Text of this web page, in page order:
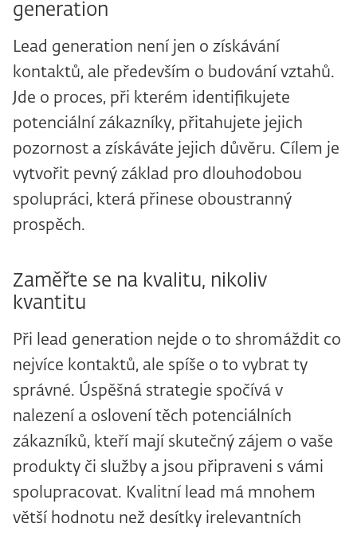
generation
Lead generation není jen o získávání
kontaktů, ale především o budování vztahů.
Jde o proces, při kterém identifikujete
potenciální zákazníky, přitahujete jejich
pozornost a získáváte jejich důvěru. Cílem je
vytvořit pevný základ pro dlouhodobou
spolupráci, která přinese oboustranný
prospěch.
Zaměřte se na kvalitu, nikoliv
kvantitu
Při lead generation nejde o to shromáždit co
nejvíce kontaktů, ale spíše o to vybrat ty
správné. Úspěšná strategie spočívá v
nalezení a oslovení těch potenciálních
zákazníků, kteří mají skutečný zájem o vaše
produkty či služby a jsou připraveni s vámi
spolupracovat. Kvalitní lead má mnohem
větší hodnotu než desítky irelevantních